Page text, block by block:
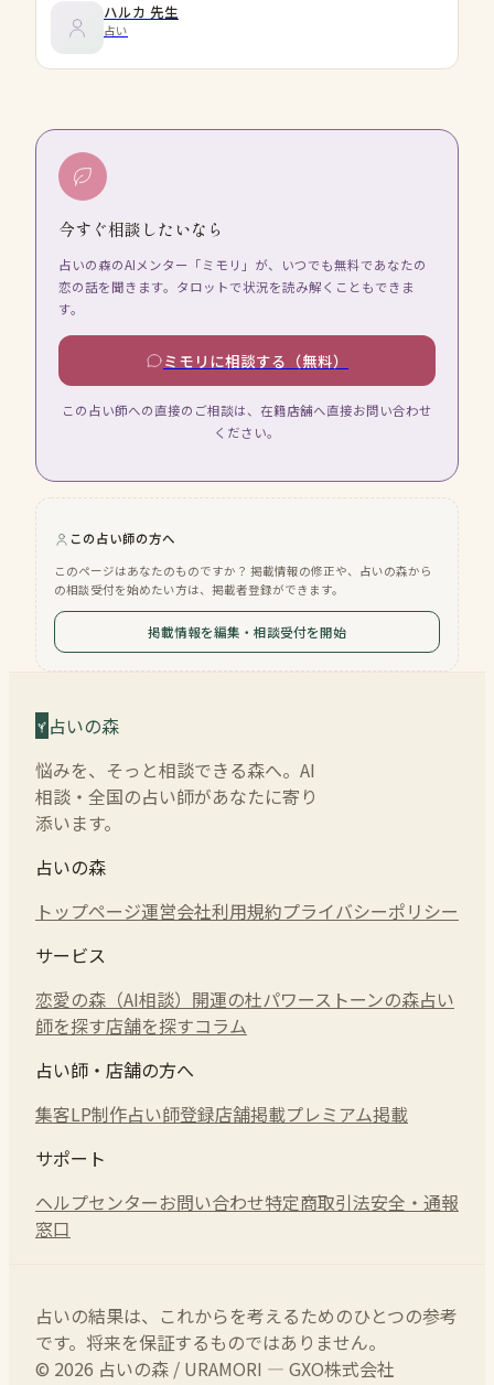
ハルカ 先生
占い
今すぐ相談したいなら
占いの森のAIメンター「ミモリ」が、いつでも無料であなたの
恋の話を聞きます。タロットで状況を読み解くこともできま
す。
ミモリに相談する（無料）
この占い師への直接のご相談は、在籍店舗へ直接お問い合わせ
ください。
この占い師の方へ
このページはあなたのものですか？ 掲載情報の修正や、占いの森から
の相談受付を始めたい方は、掲載者登録ができます。
掲載情報を編集・相談受付を開始
占いの森
悩みを、そっと相談できる森へ。AI
相談・全国の占い師があなたに寄り
添います。
占いの森
トップページ運営会社利用規約プライバシーポリシー
サービス
恋愛の森（AI相談） 開運の杜パワーストーンの森占い
師を探す店舗を探すコラム
占い師・店舗の方へ
集客LP制作占い師登録店舗掲載プレミアム掲載
サポート
ヘルプセンターお問い合わせ特定商取引法安全・通報
窓口
占いの結果は、これからを考えるためのひとつの参考
です。将来を保証するものではありません。
© 2026 占いの森 / URAMORI — GXO株式会社